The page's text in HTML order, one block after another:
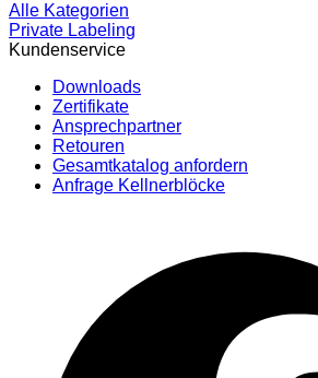
Alle Kategorien
Private Labeling
Kundenservice
Downloads
Zertifikate
Ansprechpartner
Retouren
Gesamtkatalog anfordern
Anfrage Kellnerblöcke